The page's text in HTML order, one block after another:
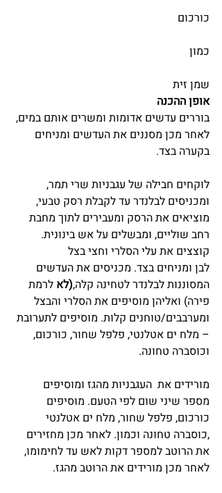
כורכום
כמון
שמן זית
אופן ההכנה
בוררים עדשים אדומות ומשרים אותם במים,
לאחר מכן מסננים את העדשים ומניחים
בקערה בצד.
לוקחים חבילה של עגבניות שרי תמר,
ומכניסים לבלנדר עד לקבלת רסק טבעי,
מוציאים את הרסק ומעבירים לתוך מחבת
רחב שוליים, ומבשלים על אש בינונית.
קוצצים את עלי הסלרי וחצי בצל
לבן ומניחים בצד. מכניסים את העדשים
המסוננות לבלנדר לטחינה קלה,(לא לרמת
פירה) ואליהן מוסיפים את הסלרי והבצל
ומערבבים/טוחנים קלות. מוסיפים לתערובת
– מלח ים אטלנטי, פלפל שחור, כורכום,
וכוסברה טחונה.
מורידים את  העגבניות מהגז ומוסיפים
מספר שיני שום לפי הטעם. מוסיפים
כורכום, פלפל שחור, מלח ים אטלנטי
,כוסברה טחונה וכמון. לאחר מכן מחזירים
את הרוטב למספר דקות לאש עד לחימומו,
לאחר מכן מורידים את הרוטב מהגז.